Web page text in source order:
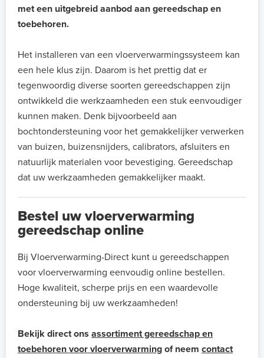
met een uitgebreid aanbod aan gereedschap en
toebehoren.
Het installeren van een vloerverwarmingssysteem kan
een hele klus zijn. Daarom is het prettig dat er
tegenwoordig diverse soorten gereedschappen zijn
ontwikkeld die werkzaamheden een stuk eenvoudiger
kunnen maken. Denk bijvoorbeeld aan
bochtondersteuning voor het gemakkelijker verwerken
van buizen, buizensnijders, calibrators, afsluiters en
natuurlijk materialen voor bevestiging. Gereedschap
dat uw werkzaamheden gemakkelijker maakt.
Bestel uw vloerverwarming
gereedschap online
Bij Vloerverwarming-Direct kunt u gereedschappen
voor vloerverwarming eenvoudig online bestellen.
Hoge kwaliteit, scherpe prijs en een waardevolle
ondersteuning bij uw werkzaamheden!
Bekijk direct ons assortiment gereedschap en
toebehoren voor vloerverwarming of neem contact